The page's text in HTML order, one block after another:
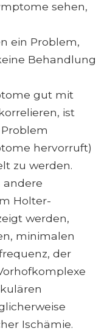
sehen,
ein Problem,
Behandlung
gut mit
ist
hervorruft)
zu werden.
andere
Holter-
werden,
minimalen
der
Ischämie.